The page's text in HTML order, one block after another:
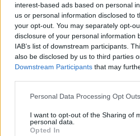
interest-based ads based on personal
us or personal information disclosed to
your opt-out. You may separately opt-
disclosure of your personal information
IAB’s list of downstream participants.
also be disclosed by us to third parties
Downstream Participants that may
Personal Data Processing Opt Outs
I want to opt-out of the Sharing of
personal data.
Opted In
tricolor.
#SomTricolors
Noticias relacionadas
Accidente para
pretemporada
PRIMER EQUIPO
Enes Sali, talento